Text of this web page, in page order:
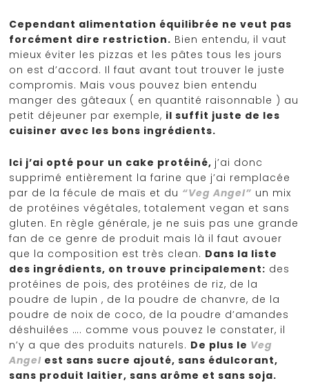
Cependant alimentation équilibrée ne veut pas
forcément dire restriction. Bien entendu, il vaut
mieux éviter les pizzas et les pâtes tous les jours
on est d’accord. Il faut avant tout trouver le juste
compromis. Mais vous pouvez bien entendu
manger des gâteaux ( en quantité raisonnable ) au
petit déjeuner par exemple, il suffit juste de les
cuisiner avec les bons ingrédients.
Ici j’ai opté pour un cake protéiné, j’ai donc
supprimé entièrement la farine que j’ai remplacée
par de la fécule de maïs et du “Veg Angel” un mix
de protéines végétales, totalement vegan et sans
gluten. En règle générale, je ne suis pas une grande
fan de ce genre de produit mais là il faut avouer
que la composition est très clean. Dans la liste
des ingrédients, on trouve principalement: des
protéines de pois, des protéines de riz, de la
poudre de lupin , de la poudre de chanvre, de la
poudre de noix de coco, de la poudre d’amandes
déshuilées …. comme vous pouvez le constater, il
n’y a que des produits naturels. De plus le Veg
Angel est sans sucre ajouté, sans édulcorant,
sans produit laitier, sans arôme et sans soja.